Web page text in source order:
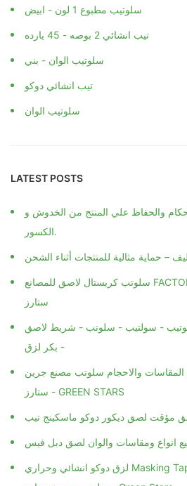
سلوتيب مطبوع 1 لون - ابيض
تيب انشائي 2 بوصه - 45 يارده
سلوتيب الوان - بني
تيب انشائي دوكو
سلوتيب الوان
LATEST POSTS
والحفاظ علي المنتج من الخدوش و
الكسور.
– حماية مثالية للمنتجات أثناء الشحن
سلوتب كريستال لاصق للمصانع FACTORY ADHESIVE مصنع جرين
ستارز
- سولتيب - سلوتب - شريط لاصق
- بكر لزق
والاحجام سلوتب مصنع جرين
ستارز - GREEN STARS
انواع ومقاسات والوان لصق دبل فيس
لزق دوكو انشائي وحراري Masking Tape تيب انشايء مصنع